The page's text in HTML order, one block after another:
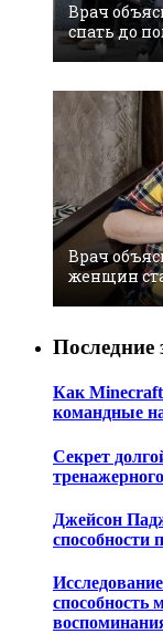
Врач
спать до
Врач
женщин
Последние
Как
командные
Секрет
Джейсон
способности
способность